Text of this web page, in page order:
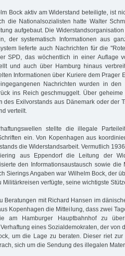
Bock aktiv am Widerstand beteiligte, ist
die Nationalsozialisten hatte Walter
aufgebaut. Die
der systematisch Informationen aus
lieferte auch Nachrichten für die
SPD, das wöchentlich in einer Auflage
und auch über Hamburg hinaus
Informationen über Kuriere dem Prager
Nachrichten wurden in den
ins Reich geschmuggelt. Über geheime
des Exilvorstands aus Dänemark oder der
verteilt.
stellte die illegale
ein. Von Kopenhagen aus
die Widerstandsarbeit. Vermutlich
aus Eppendorf die Leitung der
den Informationsaustausch sowie die
Sierings Angaben war Wilhelm Bock, der
Militärkreisen verfügte, seine wichtigste
Beratungen mit Richard Hansen im
Kopenhagen die Mitteilung, dass zwei
am Hamburger Hauptbahnhof zu
eines Sozialdemokraten, der von
um die Lage zu beraten. Dieser riet zur
sich um die Sendung des illegalen